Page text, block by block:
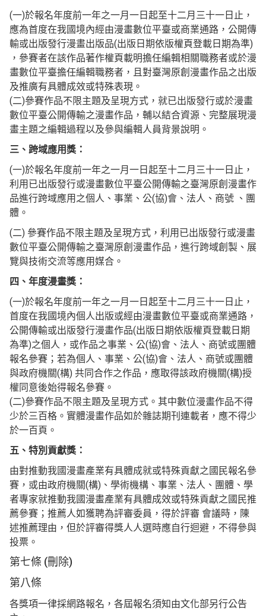
(一)於報名年度前一年之一月一日起至十二月三十一日止，
應為首度在我國境內經由漫畫數位平臺或商業通路，公開傳
輸或出版發行漫畫出版品(出版日期依版權頁登載日期為準)
，參賽者在該作品著作權頁載明擔任編輯相關職務者或於漫
畫數位平臺擔任編輯職務者，且對臺灣原創漫畫作品之出版
及推廣有具體成效或特殊表現。
(二)參賽作品不限主題及呈現方式，就已出版發行或於漫畫
數位平臺公開傳輸之漫畫作品，輔以結合資源、完整展現漫
畫主題之編輯過程以及參與編輯人員背景說明。
三、跨域應用獎：
(一)於報名年度前一年之一月一日起至十二月三十一日止，
利用已出版發行或漫畫數位平臺公開傳輸之臺灣原創漫畫作
品進行跨域應用之個人、事業、公(協)會、法人、商號 、團
體。
(二) 參賽作品不限主題及呈現方式，利用已出版發行或漫畫
數位平臺公開傳輸之臺灣原創漫畫作品，進行跨域創製、展
覽與技術交流等應用媒合。
四、年度漫畫獎：
(一)於報名年度前一年之一月一日起至十二月三十一日止，
首度在我國境內個人出版或經由漫畫數位平臺或商業通路，
公開傳輸或出版發行漫畫作品(出版日期依版權頁登載日期
為準)之個人，或作品之事業、公(協)會、法人、商號或團體
報名參賽；若為個人、事業、公(協)會、法人、商號或團體
與政府機關(構) 共同合作之作品，應取得該政府機關(構)授
權同意後始得報名參賽。
(二)參賽作品不限主題及呈現方式。其中數位漫畫作品不得
少於三百格。實體漫畫作品如於雜誌期刊連載者，應不得少
於一百頁。
五、特別貢獻獎：
由對推動我國漫畫產業有具體成就或特殊貢獻之國民報名參
賽，或由政府機關(構)、學術機構、事業、法人、團體、學
者專家就推動我國漫畫產業有具體成效或特殊貢獻之國民推
薦參賽；推薦人如獲聘為評審委員，得於評審 會議時，陳
述推薦理由，但於評審得獎人人選時應自行迴避，不得參與
投票。
第七條 (刪除)
第八條
各獎項一律採網路報名，各屆報名須知由文化部另行公告